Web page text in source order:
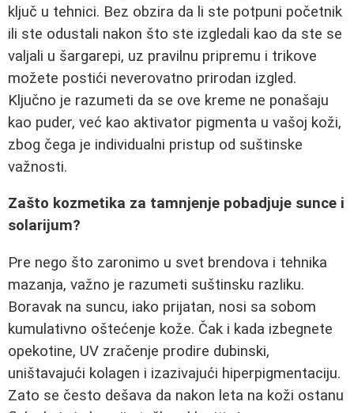
ključ u tehnici. Bez obzira da li ste potpuni početnik
ili ste odustali nakon što ste izgledali kao da ste se
valjali u šargarepi, uz pravilnu pripremu i trikove
možete postići neverovatno prirodan izgled.
Ključno je razumeti da se ove kreme ne ponašaju
kao puder, već kao aktivator pigmenta u vašoj koži,
zbog čega je individualni pristup od suštinske
važnosti.
Zašto kozmetika za tamnjenje pobadjuje sunce i
solarijum?
Pre nego što zaronimo u svet brendova i tehnika
mazanja, važno je razumeti suštinsku razliku.
Boravak na suncu, iako prijatan, nosi sa sobom
kumulativno oštećenje kože. Čak i kada izbegnete
opekotine, UV zračenje prodire dubinski,
uništavajući kolagen i izazivajući hiperpigmentaciju.
Zato se često dešava da nakon leta na koži ostanu